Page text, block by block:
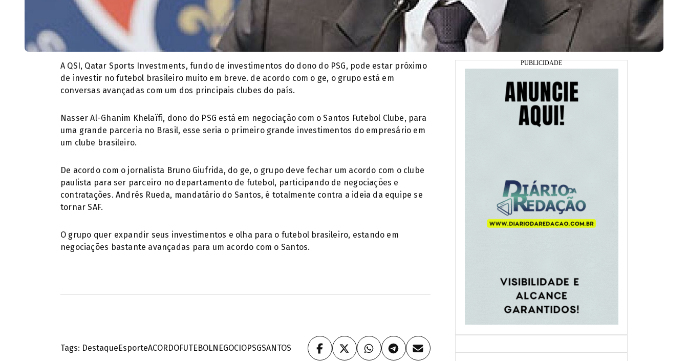
A QSI, Qatar Sports Investments, fundo de investimentos do dono do PSG, pode estar próximo
de investir no futebol brasileiro muito em breve. de acordo com o ge, o grupo está em
conversas avançadas com um dos principais clubes do país.
Nasser Al-Ghanim Khelaïfi, dono do PSG está em negociação com o Santos Futebol Clube, para
uma grande parceria no Brasil, esse seria o primeiro grande investimentos do empresário em
um clube brasileiro.
De acordo com o jornalista Bruno Giufrida, do ge, o grupo deve fechar um acordo com o clube
paulista para ser parceiro no departamento de futebol, participando de negociações e
contratações. Andrés Rueda, mandatário do Santos, é totalmente contra a ideia da equipe se
tornar SAF.
O grupo quer expandir seus investimentos e olha para o futebol brasileiro, estando em
negociações bastante avançadas para um acordo com o Santos.
Tags: DestaqueEsporteACORDOFUTEBOLNEGOCIOPSGSANTOS